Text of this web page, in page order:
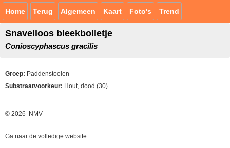
Home Terug Algemeen Kaart Foto's Trend
Snavelloos bleekbolletje
Conioscyphascus gracilis
Groep: Paddenstoelen
Substraatvoorkeur: Hout, dood (30)
© 2026 NMV
Ga naar de volledige website